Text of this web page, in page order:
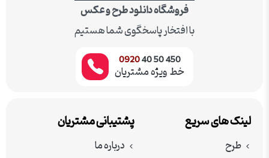
فروشگاه دانلود طرح و عکس
با افتخار پاسخگوی شما هستیم
450 50 40
0920
خط ویژه مشتریان
لینک های سریع
طرح
پشتیبانی مشتریان
درباره ما